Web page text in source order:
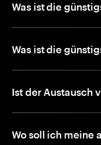
Was ist die
Was ist die
Ist der Austausch
Wo soll ich meine